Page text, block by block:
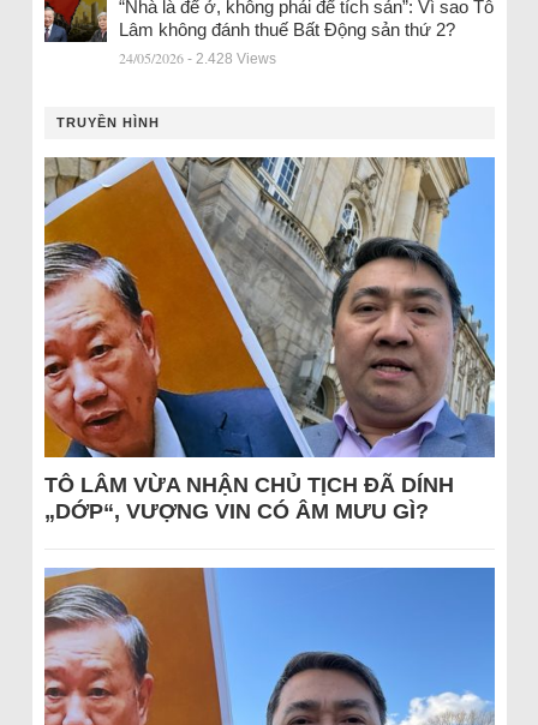
“Nhà là để ở, không phải để tích sản”: Vì sao Tô
Lâm không đánh thuế Bất Động sản thứ 2?
24/05/2026 - 2.428 Views
TRUYỀN HÌNH
TÔ LÂM VỪA NHẬN CHỦ TỊCH ĐÃ DÍNH
„DỚP“, VƯỢNG VIN CÓ ÂM MƯU GÌ?